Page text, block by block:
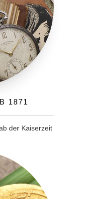
1871
der Kaiserzeit